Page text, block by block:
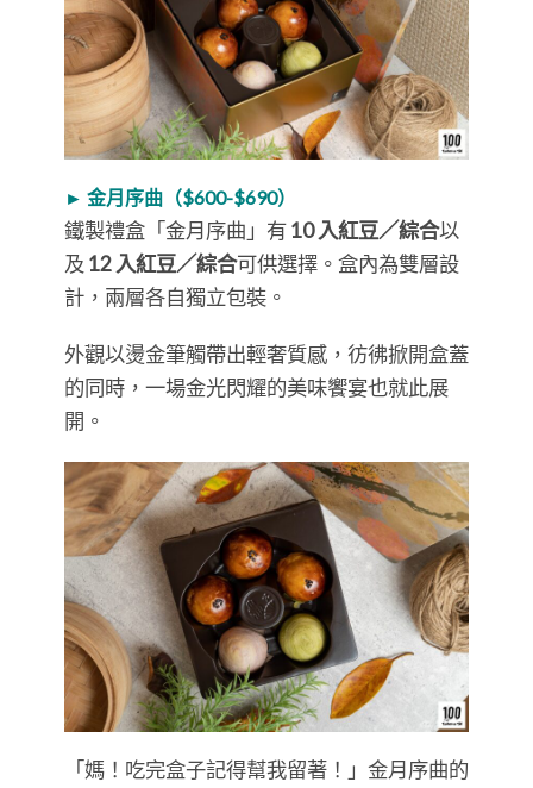
► 金月序曲（$600-$690）
鐵製禮盒「金月序曲」有10 入紅豆／綜合以
及 12 入紅豆／綜合可供選擇。盒內為雙層設
計，兩層各自獨立包裝。
外觀以燙金筆觸帶出輕奢質感，彷彿掀開盒蓋
的同時，一場金光閃耀的美味饗宴也就此展
開。
「媽！吃完盒子記得幫我留著！」金月序曲的